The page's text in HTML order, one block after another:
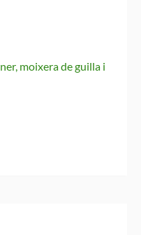
moixera de guilla i